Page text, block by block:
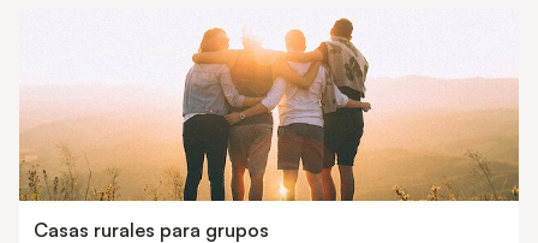
Casas rurales para grupos